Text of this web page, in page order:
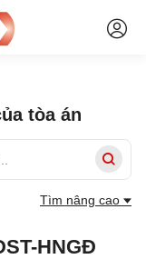
tòa án
Tìm nâng cao
HNGĐ